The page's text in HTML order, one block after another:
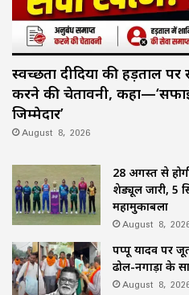
स्वच्छता दीदियों की हड़ताल
करने की चेतावनी,
जिम्मेदार’
August 8, 2026
28 अगस्त से
शेड्यूल जारी, 5
महामुकाबला
August 8,
पप्पू यादव पर
ढोल-नगाड़ों के
August 8,